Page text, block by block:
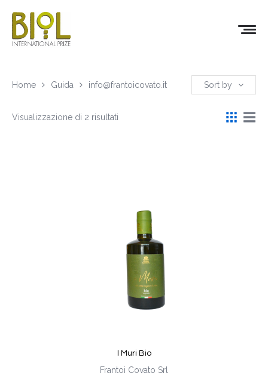
Home Guida info@frantoicovato.it Sort by
Visualizzazione di 2 risultati
I Muri Bio
Frantoi Covato Srl